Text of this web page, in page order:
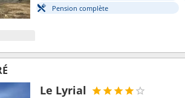
Pension complète
Le Lyrial